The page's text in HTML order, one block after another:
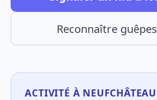
Reconnaître
ACTIVITÉ À